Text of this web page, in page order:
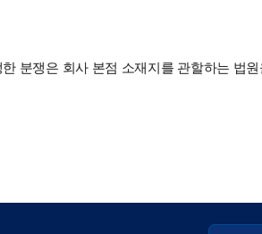
분쟁은 회사 본점 소재지를 관할하는 법